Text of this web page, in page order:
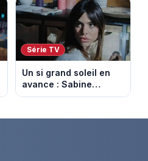
Montbrison et
Tournon-sur-Rhône
Série TV
Un si grand soleil en
avance : Sabine
menacée par Céleste.
2026 (spoiler).